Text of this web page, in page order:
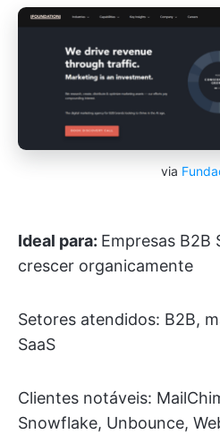
via
Ideal para: Empresas B2B
crescer organicamente
Setores atendidos: B2B,
SaaS
Clientes notáveis:
Snowflake, Unbounce,